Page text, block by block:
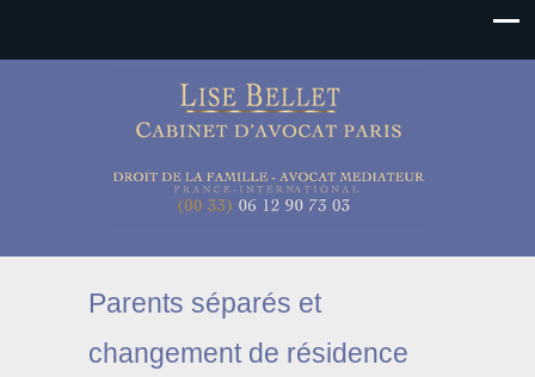
Parents séparés et
changement de résidence